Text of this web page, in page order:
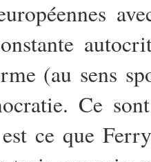
(au sens
Ce
ce que